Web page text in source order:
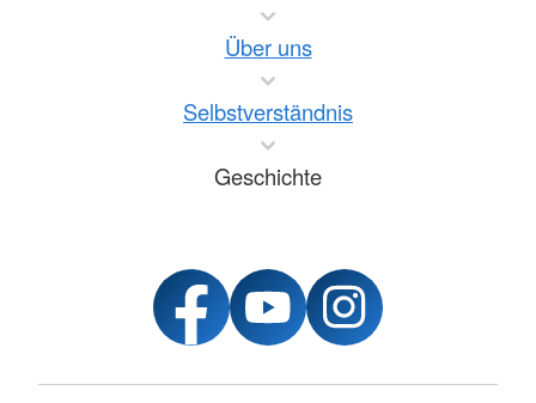
Über uns
Selbstverständnis
Geschichte